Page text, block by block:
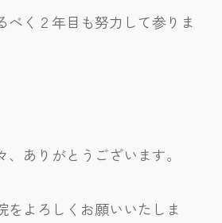
べく２年目も努力して参りま
ありがとうございます。
をよろしくお願いいたしま